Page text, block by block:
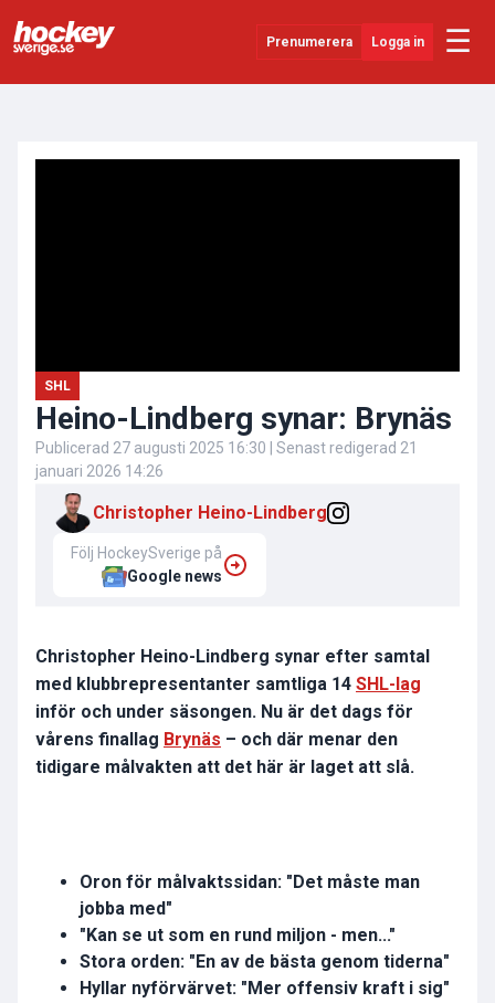
Prenumerera Logga in ☰
SHL
Heino-Lindberg synar: Brynäs
Publicerad 27 augusti 2025 16:30 | Senast redigerad 21
januari 2026 14:26
Christopher Heino-Lindberg
Följ HockeySverige på
Google news
Christopher Heino-Lindberg synar efter samtal
med klubbrepresentanter samtliga 14 SHL-lag
inför och under säsongen. Nu är det dags för
vårens finallag Brynäs – och där menar den
tidigare målvakten att det här är laget att slå.
Oron för målvaktssidan: "Det måste man
jobba med"
"Kan se ut som en rund miljon - men..."
Stora orden: "En av de bästa genom tiderna"
Hyllar nyförvärvet: "Mer offensiv kraft i sig"